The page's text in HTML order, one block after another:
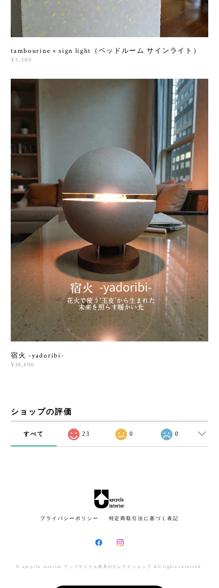
tambourine × sign light（ベッドルーム サインライト）
¥5,500
宿火 -yadoribi-
¥10,800
ショップの評価
すべて 23 0 0
プライバシーポリシー 特定商取引法に基づく表記
© upcycle interior アップサイクル家具のセレクトショップ All rights reserved.